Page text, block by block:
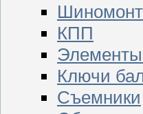
КПП
Элементы
Ключи
Съемники